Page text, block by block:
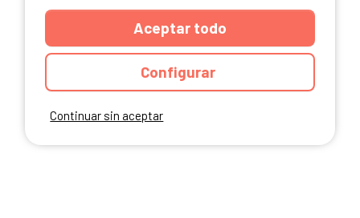
Continuar sin aceptar
Aceptar todo
Configurar